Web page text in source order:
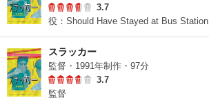
3.7
役：Should Have Stayed at Bus Station
スラッカー
監督・1991年制作・97分
3.7
監督